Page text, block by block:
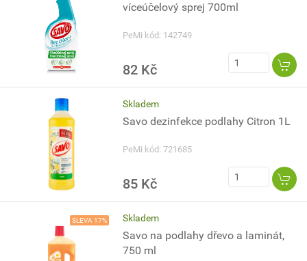
víceúčelový sprej 700ml
PeMi kód: 142749
82 Kč
Skladem
Savo dezinfekce podlahy Citron 1L
PeMi kód: 721685
85 Kč
SLEVA 17% Skladem
Savo na podlahy dřevo a laminát,
750 ml